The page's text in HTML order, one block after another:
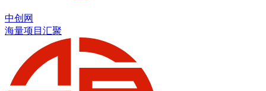
中创网
海量项目汇聚